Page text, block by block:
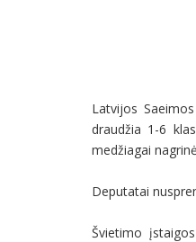
Latvijos
draudžia 1-6
medžiagai
Deputatai
Švietimo